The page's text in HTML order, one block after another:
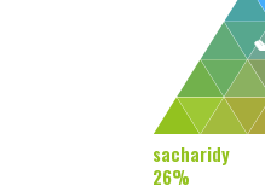
sacharidy
26%